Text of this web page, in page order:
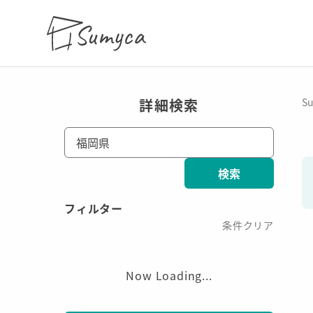
詳細検索
福岡県
検索
フィルター
条件クリア
Now Loading...